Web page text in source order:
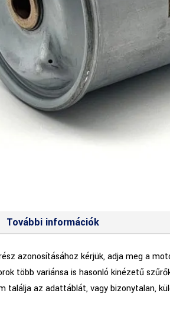
További információk
azonosításához kérjük, adja meg a
több variánsa is hasonló kinézetű
találja az adattáblát, vagy bizonytalan,